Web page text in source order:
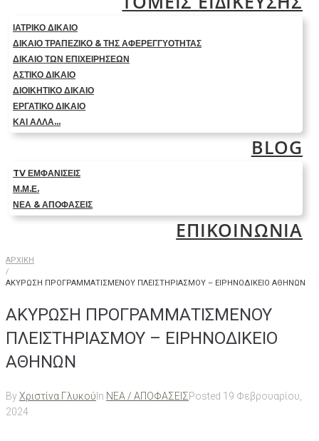
ΙΑΤΡΙΚΟ ΔΙΚΑΙΟ
ΔΙΚΑΙΟ ΤΡΑΠΕΖΙΚΟ & ΤΗΣ ΑΦΕΡΕΓΓΥΟΤΗΤΑΣ
ΔΙΚΑΙΟ ΤΩΝ ΕΠΙΧΕΙΡΗΣΕΩΝ
ΑΣΤΙΚΟ ΔΙΚΑΙΟ
ΔΙΟΙΚΗΤΙΚΟ ΔΙΚΑΙΟ
ΕΡΓΑΤΙΚΟ ΔΙΚΑΙΟ
ΚΑΙ ΑΛΛΑ…
BLOG
TV ΕΜΦΑΝΙΣΕΙΣ
Μ.Μ.Ε.
ΝΕΑ & ΑΠΟΦΑΣΕΙΣ
ΕΠΙΚΟΙΝΩΝΙΑ
ΑΡΧΙΚΗ
/
ΑΚΥΡΩΣΗ ΠΡΟΓΡΑΜΜΑΤΙΣΜΕΝΟΥ ΠΛΕΙΣΤΗΡΙΑΣΜΟΥ – ΕΙΡΗΝΟΔΙΚΕΙΟ ΑΘΗΝΩΝ
ΑΚΥΡΩΣΗ ΠΡΟΓΡΑΜΜΑΤΙΣΜΕΝΟΥ
ΠΛΕΙΣΤΗΡΙΑΣΜΟΥ – ΕΙΡΗΝΟΔΙΚΕΙΟ
ΑΘΗΝΩΝ
ByΧριστίνα Γλυκού In ΝΕΑ / ΑΠΟΦΑΣΕΙΣPosted 19 Φεβρουαρίου,
2024